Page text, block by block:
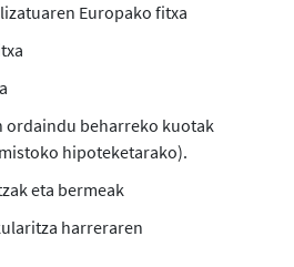
Europako fitxa
ordaindu beharreko kuotak
hipoteketarako).
eta bermeak
harreraren